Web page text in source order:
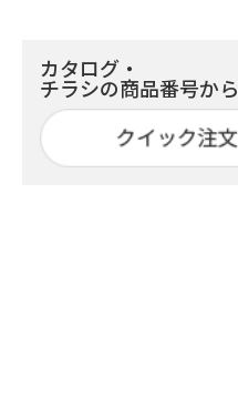
カタログ・
チラシの商品番号から